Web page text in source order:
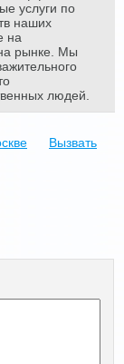
услуги по
наших
на
рынке. Мы
людей.
Вызвать